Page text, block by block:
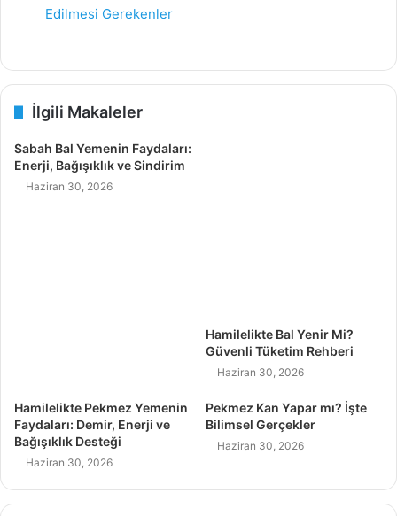
Edilmesi Gerekenler
İlgili Makaleler
Sabah Bal Yemenin Faydaları:
Enerji, Bağışıklık ve Sindirim
Haziran 30, 2026
Hamilelikte Bal Yenir Mi?
Güvenli Tüketim Rehberi
Haziran 30, 2026
Hamilelikte Pekmez Yemenin
Faydaları: Demir, Enerji ve
Bağışıklık Desteği
Haziran 30, 2026
Pekmez Kan Yapar mı? İşte
Bilimsel Gerçekler
Haziran 30, 2026